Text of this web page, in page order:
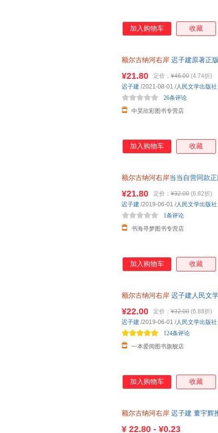
加入购物车 收藏
额尔古纳河右岸 迟子建原著正
¥21.80 定价： ¥46.00 (4.74折)
中昊欣彩图书专营店
26条评论
迟子建 /2021-08-01 /人民文学出版社
加入购物车 收藏
额尔古纳河右岸当当自营同款
¥21.80 定价： ¥32.00 (6.82折)
书海寻梦图书专营店
1条评论
迟子建 /2019-06-01 /人民文学出版社
加入购物车 收藏
额尔古纳河右岸 迟子建人民文
¥22.00 定价： ¥32.00 (6.88折)
一本爱阅图书旗舰店
124条评论
迟子建 /2019-06-01 /人民文学出版社
加入购物车 收藏
额尔古纳河右岸 迟子建 董宇辉
¥ 22.80 - ¥0.23